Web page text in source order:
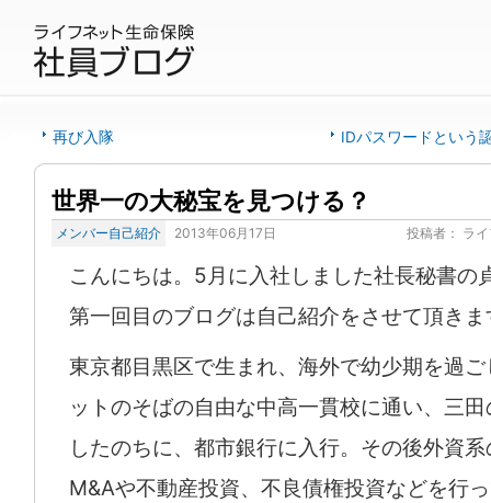
再び入隊 IDパスワードという
世界一の大秘宝を見つける？
メンバー自己紹介 2013年06月17日 投稿者： ラ
こんにちは。5月に入社しました社長秘書の
第一回目のブログは自己紹介をさせて頂きま
東京都目黒区で生まれ、海外で幼少期を過
ットのそばの自由な中高一貫校に通い、三
したのちに、都市銀行に入行。その後外資
M&Aや不動産投資、不良債権投資などを行